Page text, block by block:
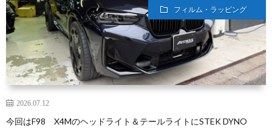
フィルム・ラッピング
2026.07.12
今回はF98 X4Mのヘッドライト＆テールライトにSTEK DYNO